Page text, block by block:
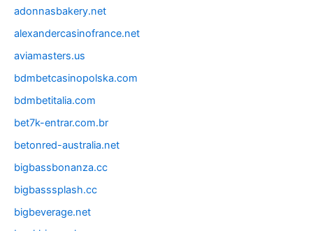
adonnasbakery.net
alexandercasinofrance.net
aviamasters.us
bdmbetcasinopolska.com
bdmbetitalia.com
bet7k-entrar.com.br
betonred-australia.net
bigbassbonanza.cc
bigbasssplash.cc
bigbeverage.net